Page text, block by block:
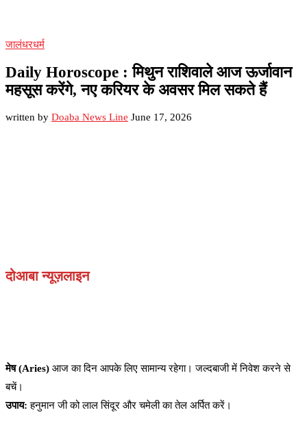
जालंधरधर्म
Daily Horoscope : मिथुन राशिवाले आज ऊर्जावान
महसूस करेंगे, नए करियर के अवसर मिल सकते हैं
written by Doaba News Line June 17, 2026
दोआबा न्यूज़लाइन
मेष (Aries) आज का दिन आपके लिए सामान्य रहेगा। जल्दबाजी में निवेश करने से
बचें।
उपाय:हनुमान जी को लाल सिंदूर और चमेली का तेल अर्पित करें।